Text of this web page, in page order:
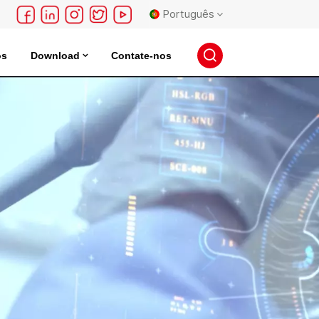
Português
English
français
русский
español
português
日本語
Download Contate-nos